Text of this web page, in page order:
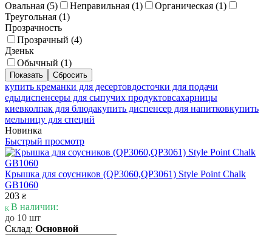
Овальная (5) Неправильная (1) Органическая (1)
Треугольная (1)
Прозрачность
Прозрачный (4)
Дзеньк
Обычный (1)
купить креманки для десертовдосточки для подачи
едыдиспенсеры для сыпучих продуктовсахарницы
киевколпак для блюдакупить диспенсер для напитковкупить
мельницу для специй
Новинка
Быстрый просмотр
Крышка для соусников (QP3060,QP3061) Style Point Chalk
GB1060
203 ₴
В наличии:
до 10 шт
Склад: Основной